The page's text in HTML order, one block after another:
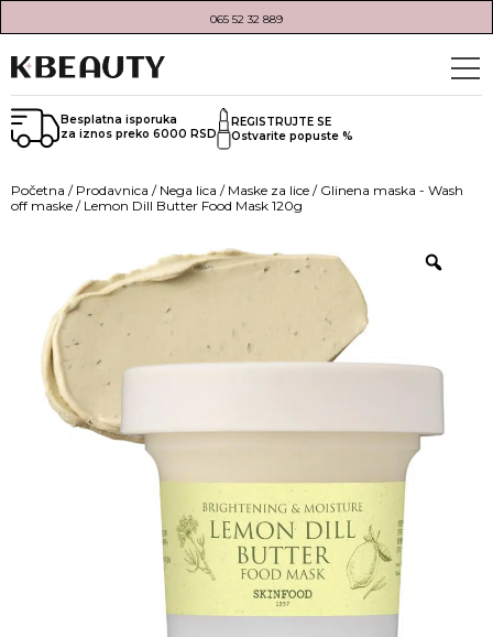
065 52 32 889
Besplatna isporuka
za iznos preko 6000 RSD
REGISTRUJTE SE
Ostvarite popuste %
Početna / Prodavnica / Nega lica / Maske za lice / Glinena maska - Wash
off maske / Lemon Dill Butter Food Mask 120g